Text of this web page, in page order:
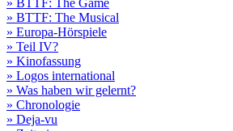
» BTTF: The Game
» BTTF: The Musical
» Europa-Hörspiele
» Teil IV?
» Kinofassung
» Logos international
» Was haben wir gelernt?
» Chronologie
» Deja-vu